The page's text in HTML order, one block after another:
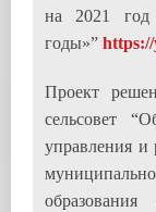
на 2021
годы»”
Проект
сельсовет
управления и
образования